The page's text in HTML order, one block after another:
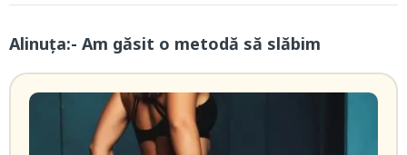
Alinuța:- Am găsit o metodă să slăbim